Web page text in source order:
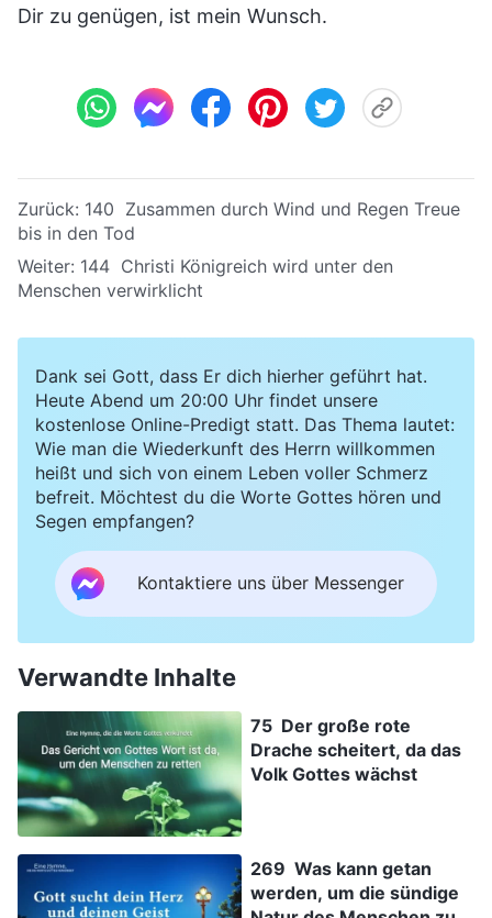
Dir zu genügen, ist mein Wunsch.
Zurück: 140 Zusammen durch Wind und Regen Treue
bis in den Tod
Weiter: 144 Christi Königreich wird unter den
Menschen verwirklicht
Dank sei Gott, dass Er dich hierher geführt hat.
Heute Abend um 20:00 Uhr findet unsere
kostenlose Online-Predigt statt. Das Thema lautet:
Wie man die Wiederkunft des Herrn willkommen
heißt und sich von einem Leben voller Schmerz
befreit. Möchtest du die Worte Gottes hören und
Segen empfangen?
Kontaktiere uns über Messenger
Verwandte Inhalte
75 Der große rote
Drache scheitert, da das
Volk Gottes wächst
269 Was kann getan
werden, um die sündige